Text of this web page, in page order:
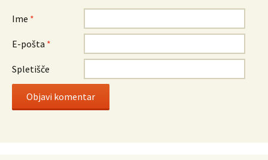
Ime *
E-pošta *
Spletišče